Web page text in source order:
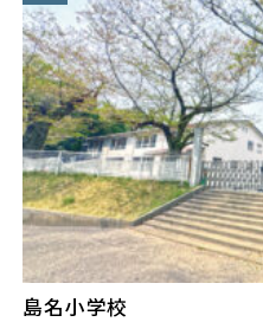
島名小学校